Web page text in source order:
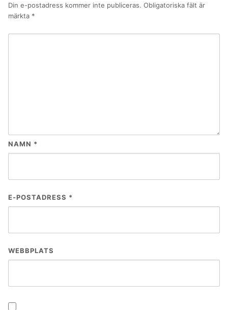
Din e-postadress kommer inte publiceras. Obligatoriska fält är
märkta *
NAMN *
E-POSTADRESS *
WEBBPLATS